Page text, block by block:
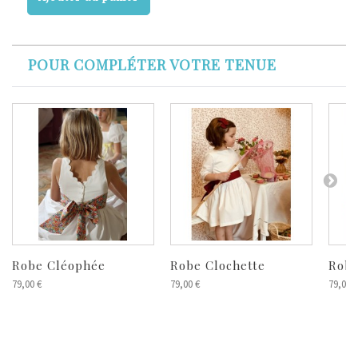
POUR COMPLÉTER VOTRE TENUE
Robe Cléophée
79,00 €
Robe Clochette
79,00 € 79,00 €